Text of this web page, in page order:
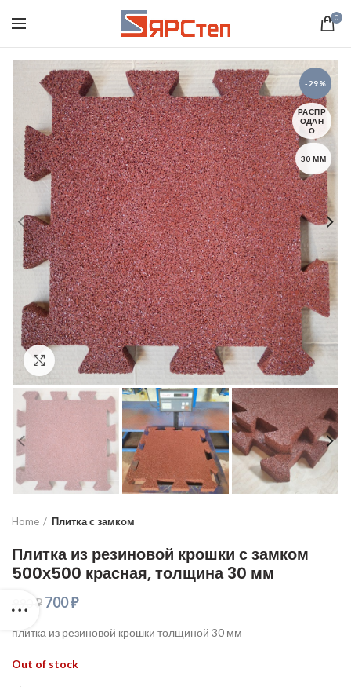
0
-29%
РАСПР
ОДАН
О
30 ММ
Увеличить
Home Плитка с замком
Плитка из резиновой крошки с замком
500х500 красная, толщина 30 мм
₽ 700₽
плитка из резиновой крошки толщиной 30 мм
Out of stock